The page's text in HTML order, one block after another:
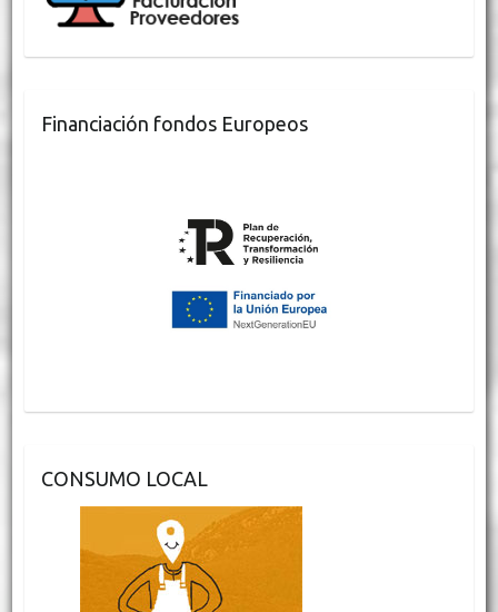
Financiación fondos Europeos
CONSUMO LOCAL